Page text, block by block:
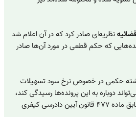
نظریه‌ای صادر کرد که در آن اعلام شد
که حکم قطعی در مورد آن‌ها صادر
حکمی در خصوص نرخ سود تسهیلات
دوباره به این پرونده‌ها رسیدگی کند،
مگر اینکه حکم قطعی مطابق ماده ۴۷۷ قانون آیین دادرسی کیفری